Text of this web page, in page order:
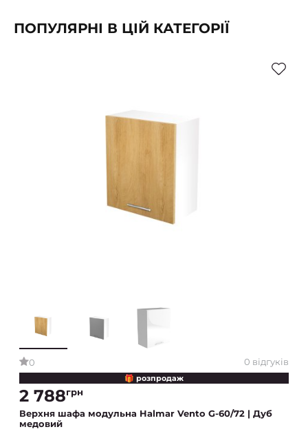
ПОПУЛЯРНІ В ЦІЙ КАТЕГОРІЇ
0 0 відгуків
🎁 розпродаж
2 788грн
Верхня шафа модульна Halmar Vento G-60/72 | Дуб
медовий